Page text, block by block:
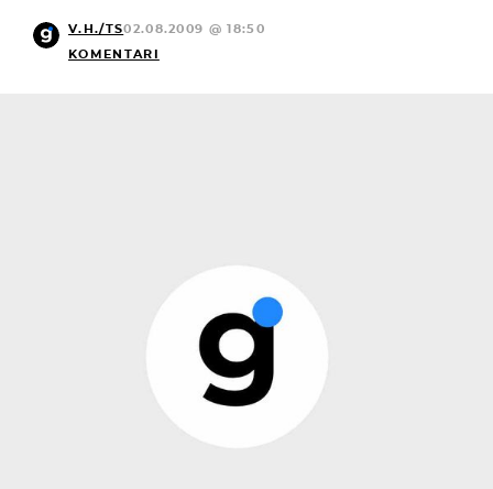
V.H./TS02.08.2009 @ 18:50
KOMENTARI